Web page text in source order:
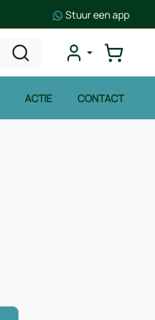
Stuur een app
ACTIE CONTACT